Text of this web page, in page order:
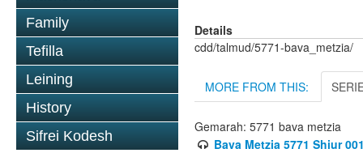
Family
Tefilla
Leining
History
Sifrei Kodesh
Details
cdd/talmud/5771-bava_metzia/
MORE FROM THIS:
Gemarah: 5771 bava metzia
Bava Metzia 5771 Shiur